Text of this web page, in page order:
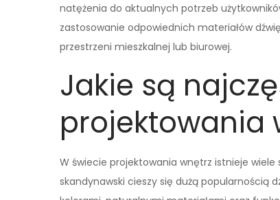
natężenia do aktualnych potrzeb
zastosowanie odpowiednich materiałów
przestrzeni mieszkalnej lub biurowej.
Jakie są
projektowania
W świecie projektowania wnętrz istnieje
skandynawski cieszy się dużą popularnością